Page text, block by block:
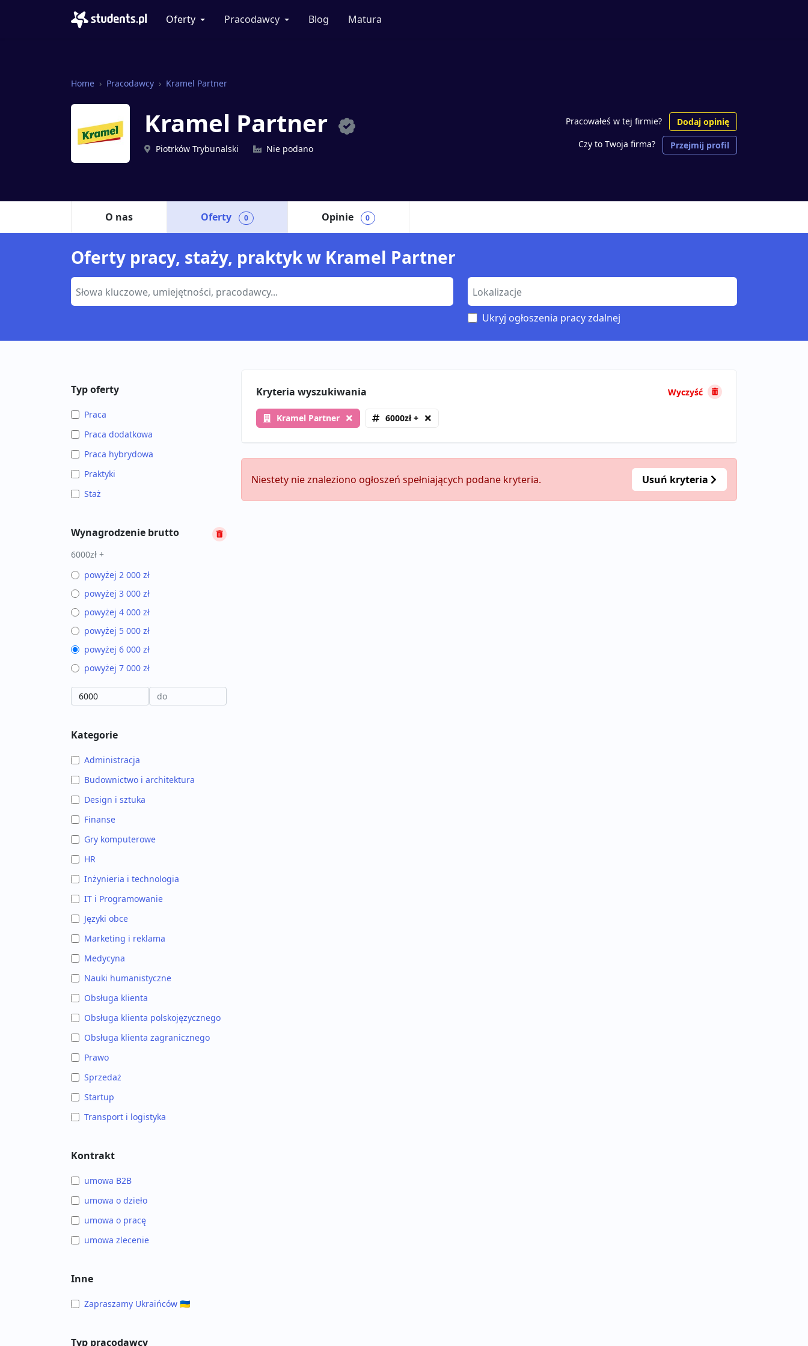
Oferty Pracodawcy Blog Matura
Home Pracodawcy Kramel Partner
Kramel Partner
Piotrków Trybunalski Nie podano
Pracowałeś w tej firmie?
Dodaj opinię
Czy to Twoja firma?
Przejmij profil
O nas Oferty 0 Opinie 0
Oferty pracy, staży, praktyk w Kramel Partner
Ukryj ogłoszenia pracy zdalnej
Typ oferty
Praca
Praca dodatkowa
Praca hybrydowa
Praktyki
Staż
Wynagrodzenie brutto
6000zł +
powyżej 2 000 zł
powyżej 3 000 zł
powyżej 4 000 zł
powyżej 5 000 zł
powyżej 6 000 zł
powyżej 7 000 zł
Kategorie
Administracja
Budownictwo i architektura
Design i sztuka
Finanse
Gry komputerowe
HR
Inżynieria i technologia
IT i Programowanie
Języki obce
Marketing i reklama
Medycyna
Nauki humanistyczne
Obsługa klienta
Obsługa klienta polskojęzycznego
Obsługa klienta zagranicznego
Prawo
Sprzedaż
Startup
Transport i logistyka
Kontrakt
umowa B2B
umowa o dzieło
umowa o pracę
umowa zlecenie
Inne
Zapraszamy Ukraińców 🇺🇦
Typ pracodawcy
Kryteria wyszukiwania Wyczyść
Kramel Partner 6000zł +
Niestety nie znaleziono ogłoszeń spełniających podane kryteria. Usuń kryteria